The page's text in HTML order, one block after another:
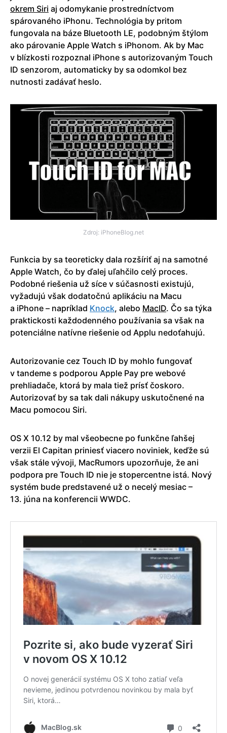
okrem Siri aj odomykanie prostredníctvom
spárovaného iPhonu. Technológia by pritom
fungovala na báze Bluetooth LE, podobným štýlom
ako párovanie Apple Watch s iPhonom. Ak by Mac
v blízkosti rozpoznal iPhone s autorizovaným Touch
ID senzorom, automaticky by sa odomkol bez
nutnosti zadávať heslo.
Zdroj: iPhoneBlog.net
Funkcia by sa teoreticky dala rozšíriť aj na samotné
Apple Watch, čo by ďalej uľahčilo celý proces.
Podobné riešenia už síce v súčasnosti existujú,
vyžadujú však dodatočnú aplikáciu na Macu
a iPhone – napríklad Knock, alebo MacID. Čo sa týka
praktickosti každodenného používania sa však na
potenciálne natívne riešenie od Applu nedoťahujú.
Autorizovanie cez Touch ID by mohlo fungovať
v tandeme s podporou Apple Pay pre webové
prehliadače, ktorá by mala tiež prísť čoskoro.
Autorizovať by sa tak dali nákupy uskutočnené na
Macu pomocou Siri.
OS X 10.12 by mal všeobecne po funkčne ľahšej
verzii El Capitan priniesť viacero noviniek, keďže sú
však stále vývoji, MacRumors upozorňuje, že ani
podpora pre Touch ID nie je stopercentne istá. Nový
systém bude predstavené už o necelý mesiac –
13. júna na konferencii WWDC.